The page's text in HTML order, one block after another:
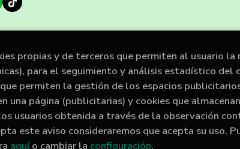
financiado por la Dirección General del
propias y de terceros que permiten al usuario la
para el seguimiento y análisis estadístico
permiten la gestión de los espacios
una página (publicitarias) y cookies que
usuarios obtenida a través de la observación
este aviso consideraremos que acepta su uso.
aquío cambiar la configuración.